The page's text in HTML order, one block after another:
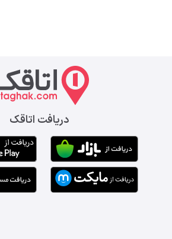
دریافت اتاقک